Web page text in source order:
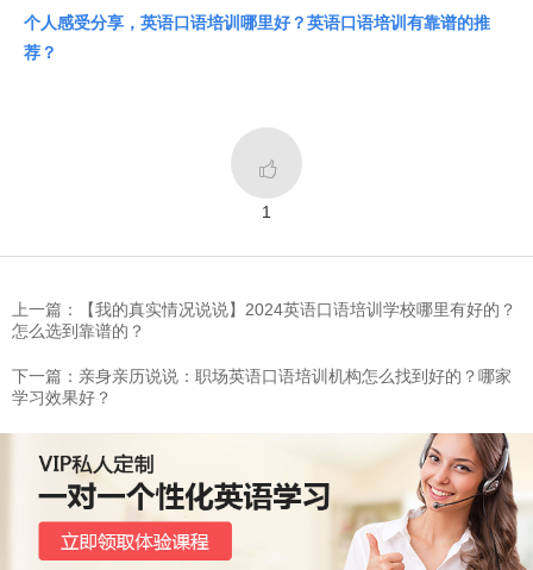
个人感受分享，英语口语培训哪里好？英语口语培训有靠谱的推
荐？

1
上一篇：【我的真实情况说说】2024英语口语培训学校哪里有好的？
怎么选到靠谱的？
下一篇：亲身亲历说说：职场英语口语培训机构怎么找到好的？哪家
学习效果好？